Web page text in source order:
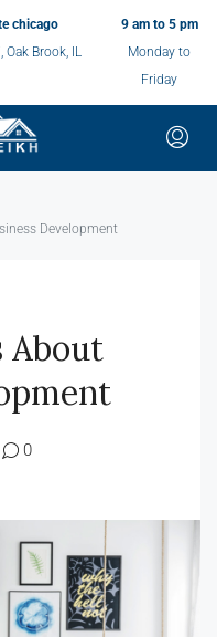
chicago
Brook, IL
9 am to 5 pm
Monday to
Friday
Development
About
0